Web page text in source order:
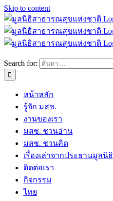
Skip to content
Search for:
หน้าหลัก
รู้จัก มสช.
งานของเรา
มสช. ชวนอ่าน
มสช. ชวนคิด
เรื่องเล่าจากประธานมูลนิธิ
ติดต่อเรา
กิจกรรม
ไทย